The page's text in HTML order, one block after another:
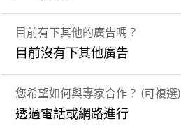
目前有下其他的廣告嗎？
目前沒有下其他廣告
您希望如何與專家合作？ (可複選)
透過電話或網路進行